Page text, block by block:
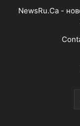
NewsRu.Ca -